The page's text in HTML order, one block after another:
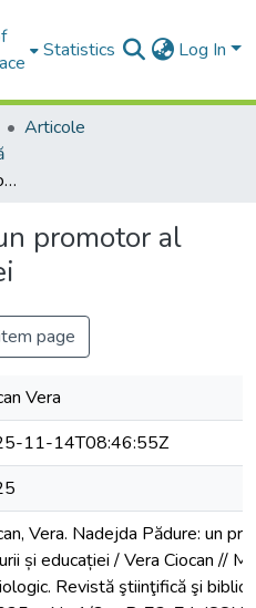
Statistics Log In
Articole
Nadejda Pădure: un promotor al culturii și educației
promotor al
page
Vera
11-14T08:46:55Z
Vera. Nadejda Pădure: un
și educației / Vera Ciocan //
Revistă ştiinţifică şi